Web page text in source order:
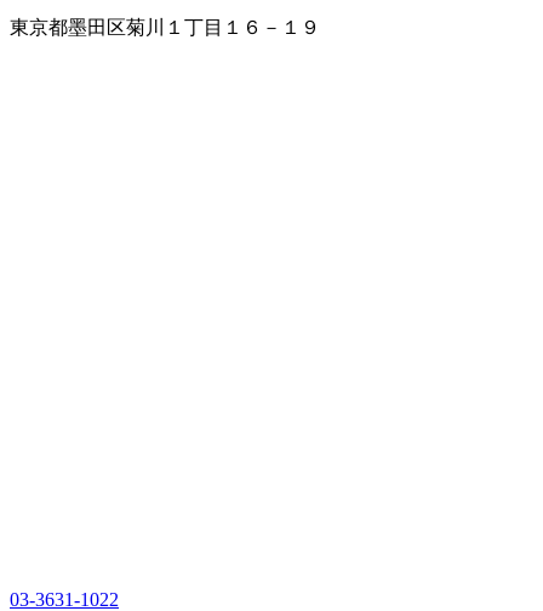
東京都墨田区菊川１丁目１６－１９
03-3631-1022